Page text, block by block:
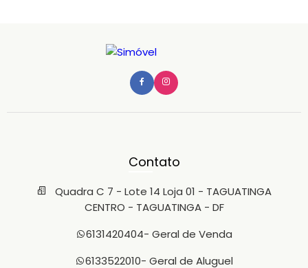
Contato
Quadra C 7 - Lote 14 Loja 01 - TAGUATINGA
CENTRO - TAGUATINGA - DF
6131420404- Geral de Venda
6133522010- Geral de Aluguel